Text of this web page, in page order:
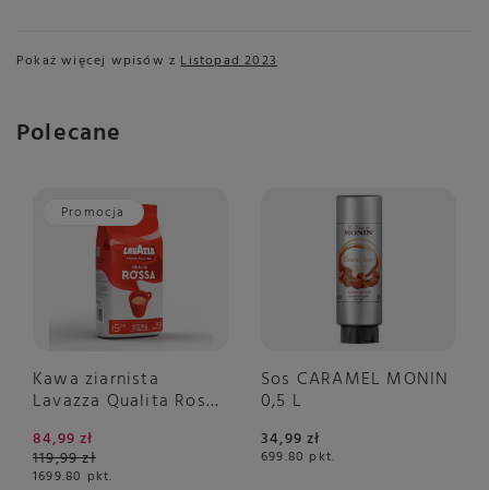
Pokaż więcej wpisów zListopad 2023
Polecane
Promocja
Kawa ziarnista
Lavazza Qualita Rossa
84,99 zł
1699.80 pkt.
119,99 zł
Sos CARAMEL MONIN
0,5 L
34,99 zł
699.80 pkt.